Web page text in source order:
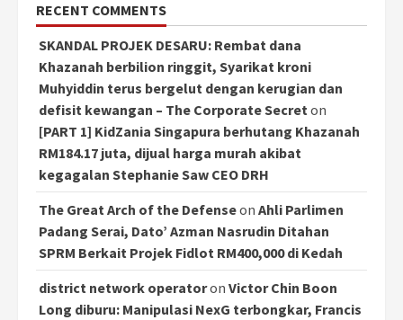
RECENT COMMENTS
SKANDAL PROJEK DESARU: Rembat dana
Khazanah berbilion ringgit, Syarikat kroni
Muhyiddin terus bergelut dengan kerugian dan
defisit kewangan – The Corporate Secreton
[PART 1] KidZania Singapura berhutang Khazanah
RM184.17 juta, dijual harga murah akibat
kegagalan Stephanie Saw CEO DRH
The Great Arch of the Defenseon Ahli Parlimen
Padang Serai, Dato’ Azman Nasrudin Ditahan
SPRM Berkait Projek Fidlot RM400,000 di Kedah
district network operatoron Victor Chin Boon
Long diburu: Manipulasi NexG terbongkar, Francis